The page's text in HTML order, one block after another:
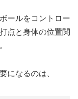
ールをコントロー
点と身体の位置関
になるのは、